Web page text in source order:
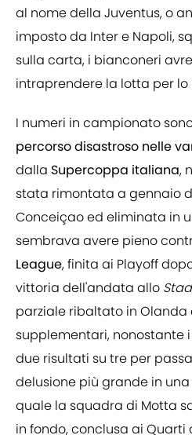
al nome della Juventus, o
imposto da Inter e Napoli,
sulla carta, i bianconeri
intraprendere la lotta per lo
I numeri in campionato
percorso disastroso nelle
dalla Supercoppa italiana,
stata rimontata a gennaio
Conceiçao ed eliminata in
sembrava avere pieno
League, finita ai Playoff
vittoria dell'andata allo
parziale ribaltato in Olanda
supplementari, nonostante
due risultati su tre per
delusione più grande in una
quale la squadra di Motta
in fondo, conclusa ai Quarti